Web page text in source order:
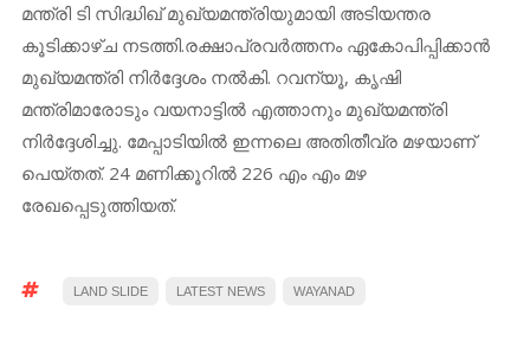
മന്ത്രി ടി സിദ്ധിഖ് മുഖ്യമന്ത്രിയുമായി അടിയന്തര
കൂടിക്കാഴ്ച നടത്തി.രക്ഷാപ്രവര്‍ത്തനം ഏകോപിപ്പിക്കാന്‍
മുഖ്യമന്ത്രി നിര്‍ദ്ദേശം നല്‍കി. റവന്യൂ, കൃഷി
മന്ത്രിമാരോടും വയനാട്ടില്‍ എത്താനും മുഖ്യമന്ത്രി
നിര്‍ദ്ദേശിച്ചു. മേപ്പാടിയിൽ ഇന്നലെ അതിതീവ്ര മഴയാണ്
പെയ്തത്. 24 മണിക്കൂറിൽ 226 എം എം മഴ
രേഖപ്പെടുത്തിയത്.
LAND SLIDE LATEST NEWS WAYANAD